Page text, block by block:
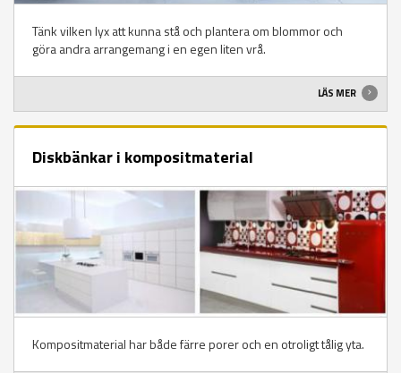
Tänk vilken lyx att kunna stå och plantera om blommor och
göra andra arrangemang i en egen liten vrå.
LÄS MER
Diskbänkar i kompositmaterial
Kompositmaterial har både färre porer och en otroligt tålig yta.